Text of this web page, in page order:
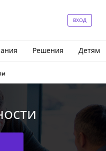
ВХОД
Решения Детям